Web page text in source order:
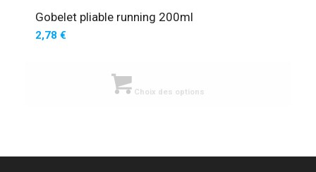
Gobelet pliable running 200ml
2,78 €
Choix des options